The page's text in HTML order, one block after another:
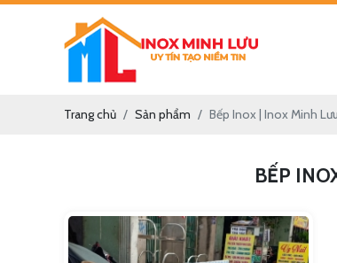
Trang chủ Sản phẩm Bếp Inox | Inox Minh
BẾP